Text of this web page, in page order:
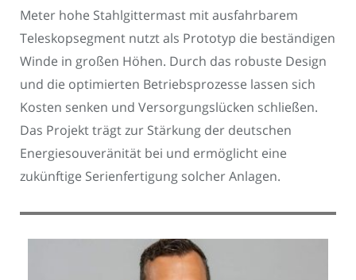
Meter hohe Stahlgittermast mit ausfahrbarem
Teleskopsegment nutzt als Prototyp die beständigen
Winde in großen Höhen. Durch das robuste Design
und die optimierten Betriebsprozesse lassen sich
Kosten senken und Versorgungslücken schließen.
Das Projekt trägt zur Stärkung der deutschen
Energiesouveränität bei und ermöglicht eine
zukünftige Serienfertigung solcher Anlagen.